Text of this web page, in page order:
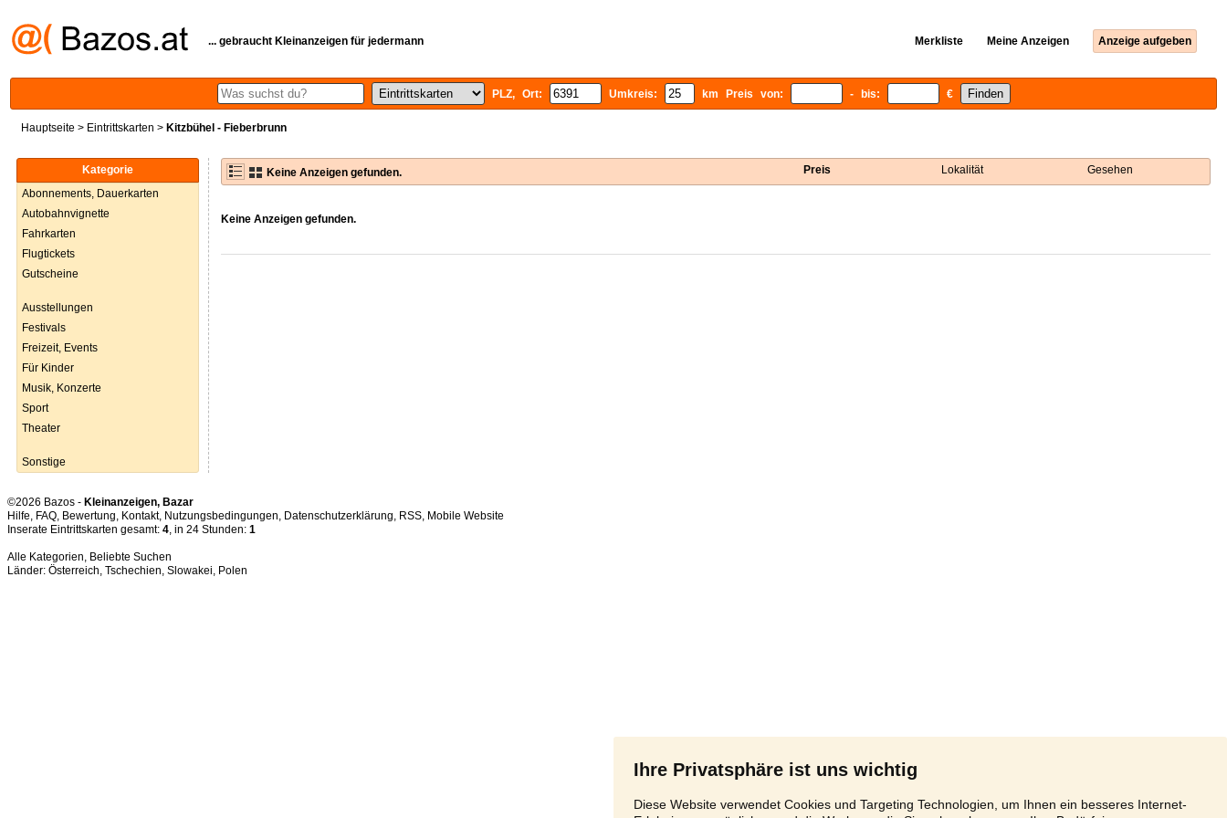
Ihre Privatsphäre ist uns wichtig
Diese Website verwendet Cookies und Targeting Technologien, um Ihnen ein besseres Internet-
... gebraucht Kleinanzeigen für jedermann Merkliste Meine Anzeigen Anzeige aufgeben
PLZ, Ort: Umkreis: km Preis von: - bis: €
Hauptseite > Eintrittskarten > Kitzbühel - Fieberbrunn
Kategorie
Abonnements, Dauerkarten
Autobahnvignette
Fahrkarten
Flugtickets
Gutscheine
Ausstellungen
Festivals
Freizeit, Events
Für Kinder
Musik, Konzerte
Sport
Theater
Sonstige
Keine Anzeigen gefunden. Preis Lokalität Gesehen
Keine Anzeigen gefunden.
©2026 Bazos - Kleinanzeigen, Bazar
Hilfe, FAQ, Bewertung, Kontakt, Nutzungsbedingungen, Datenschutzerklärung, RSS,
Inserate Eintrittskarten gesamt: 4, in 24 Stunden: 1
Alle Kategorien, Beliebte Suchen
Länder: Österreich, Tschechien, Slowakei, Polen